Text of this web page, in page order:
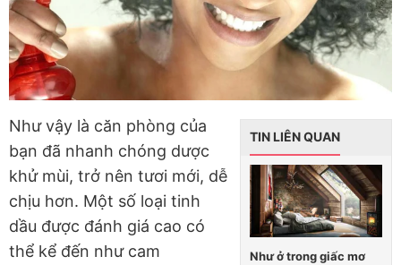
TIN LIÊN QUAN
Như ở trong giấc mơ
Như vậy là căn phòng của
bạn đã nhanh chóng dược
khử mùi, trở nên tươi mới, dễ
chịu hơn. Một số loại tinh
dầu được đánh giá cao có
thể kể đến như cam